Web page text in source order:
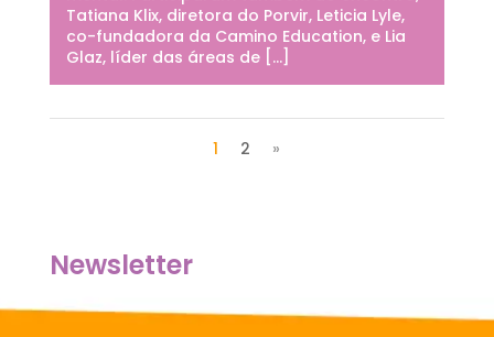
Tatiana Klix, diretora do Porvir, Leticia Lyle,
co-fundadora da Camino Education, e Lia
Glaz, líder das áreas de […]
1 2 »
Newsletter